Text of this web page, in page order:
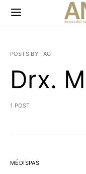
POSTS BY TAG
Drx.
1 POST
MÉDISPAS